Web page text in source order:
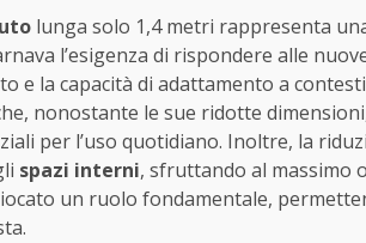
lunga solo 1,4 metri rappresenta
l’esigenza di rispondere alle
e la capacità di adattamento a
nonostante le sue ridotte
per l’uso quotidiano. Inoltre, la
spazi interni, sfruttando al massimo
un ruolo fondamentale,